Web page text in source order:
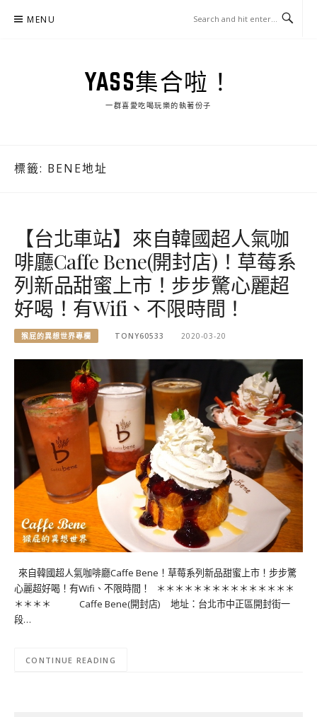
MENU
YASS集合啦！
一群喜愛吃喝玩樂的執著份子
標籤: BENE地址
【台北車站】來自韓國超人氣咖
啡廳Caffe Bene(開封店)！草莓系
列新品甜蜜上市！步步驚心麗超
好喝！有Wifi、不限時間！
猴屁的異想世界專欄 TONY60533 2020-03-20
來自韓國超人氣咖啡廳Caffe Bene！草莓系列新品甜蜜上市！步步驚
心麗超好喝！有Wifi、不限時間！ ＊＊＊＊＊＊＊＊＊＊＊＊＊＊＊
＊＊＊＊ Caffe Bene(開封店) 地址：台北市中正區開封街一
段…
CONTINUE READING